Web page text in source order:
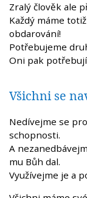
Zralý člověk ale
Každý máme
obdarování!
Potřebujeme
Oni pak
Všichni se
Nedívejme se
schopnosti.
A
mu Bůh dal.
Využívejme je a